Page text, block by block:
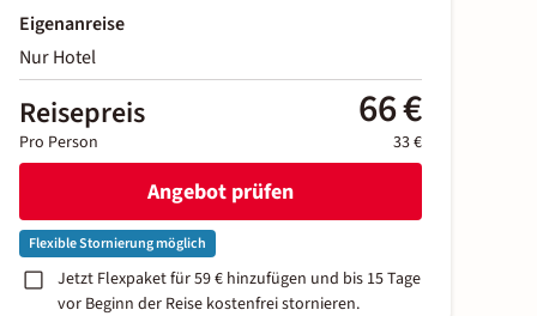
Eigenanreise
Nur Hotel
Reisepreis 66 €
Pro Person 33 €
Angebot prüfen
Flexible Stornierung möglich
Jetzt Flexpaket für 59 € hinzufügen und bis 15 Tage
vor Beginn der Reise kostenfrei stornieren.